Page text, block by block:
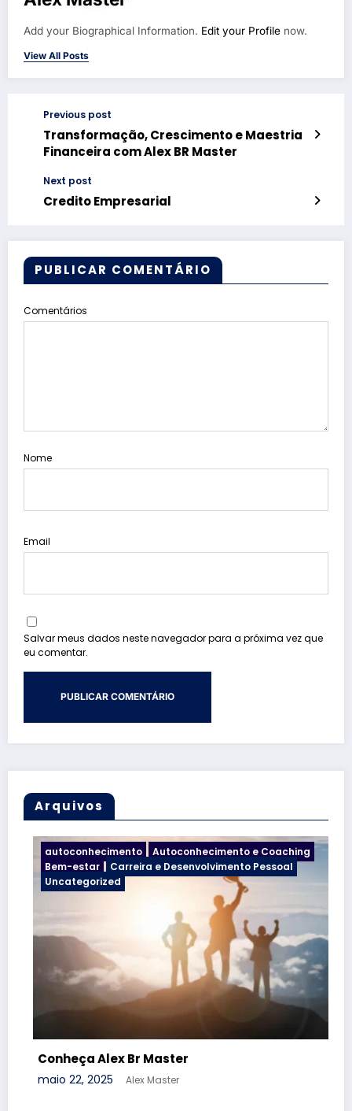
Add your Biographical Information. Edit your Profile now.
View All Posts
Previous post
Transformação, Crescimento e Maestria
Financeira com Alex BR Master
Next post
Credito Empresarial
PUBLICAR COMENTÁRIO
Comentários
Nome
Email
Salvar meus dados neste navegador para a próxima vez que
eu comentar.
Arquivos
Autoconhecimento e Coaching
Carreira e Desenvolvimento Pessoal
Alex Br Master
22, 2025 Alex Master